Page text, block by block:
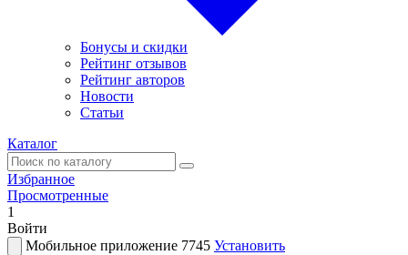
Бонусы и скидки
Рейтинг отзывов
Рейтинг авторов
Новости
Статьи
Каталог
Избранное
Просмотренные
1
Войти
Мобильное приложение 7745 Установить